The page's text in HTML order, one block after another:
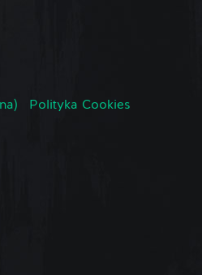
Polityka Cookies